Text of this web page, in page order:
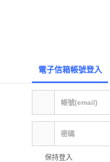
電子信箱帳號登入
保持登入